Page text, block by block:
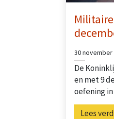
30 november
De
en met 9
oefening
Lees